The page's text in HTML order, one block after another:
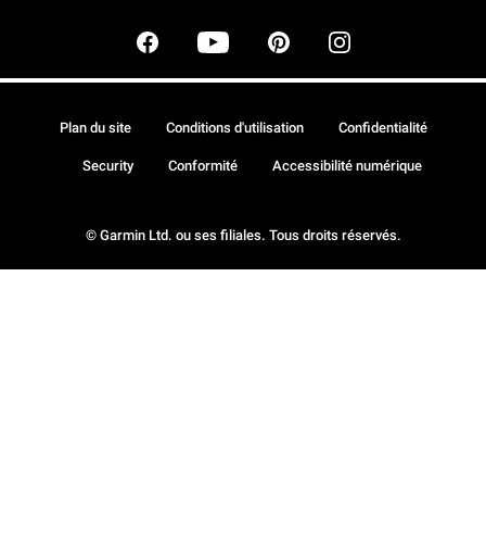
© Garmin Ltd. ou ses filiales. Tous droits réservés.
Plan du site Conditions d'utilisation Confidentialité
Security Conformité Accessibilité numérique